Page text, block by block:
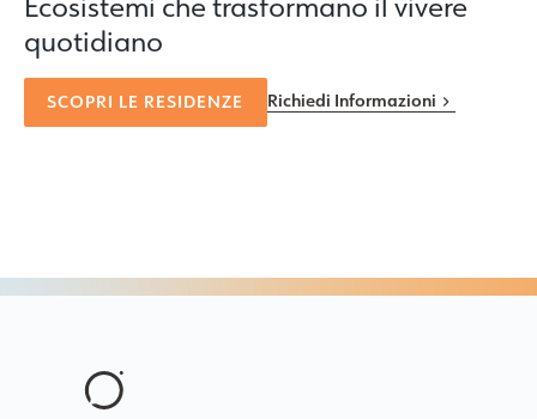
quotidiano
SCOPRI LE RESIDENZE Richiedi Informazioni